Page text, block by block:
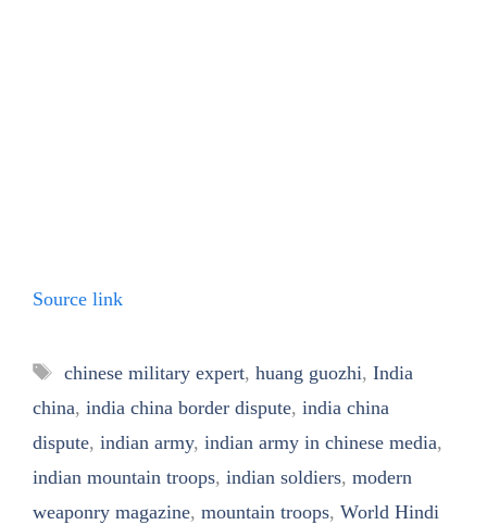
Source link
Tags
chinese military expert, huang guozhi, India
china, india china border dispute, india china
dispute, indian army, indian army in chinese media,
indian mountain troops, indian soldiers, modern
weaponry magazine, mountain troops, World Hindi